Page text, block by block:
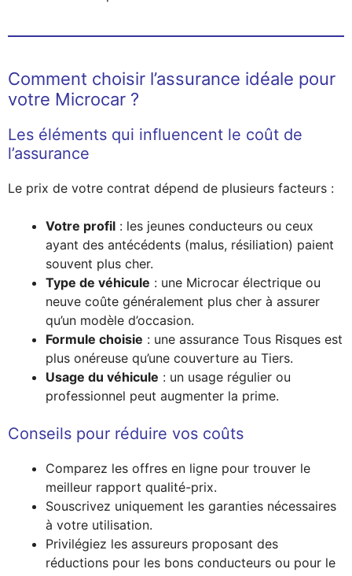
Comment choisir l’assurance idéale pour
votre Microcar ?
Les éléments qui influencent le coût de
l’assurance
Le prix de votre contrat dépend de plusieurs facteurs :
Votre profil : les jeunes conducteurs ou ceux
ayant des antécédents (malus, résiliation) paient
souvent plus cher.
Type de véhicule : une Microcar électrique ou
neuve coûte généralement plus cher à assurer
qu’un modèle d’occasion.
Formule choisie : une assurance Tous Risques est
plus onéreuse qu’une couverture au Tiers.
Usage du véhicule : un usage régulier ou
professionnel peut augmenter la prime.
Conseils pour réduire vos coûts
Comparez les offres en ligne pour trouver le
meilleur rapport qualité-prix.
Souscrivez uniquement les garanties nécessaires
à votre utilisation.
Privilégiez les assureurs proposant des
réductions pour les bons conducteurs ou pour le